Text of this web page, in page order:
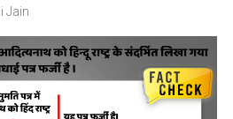
Jain